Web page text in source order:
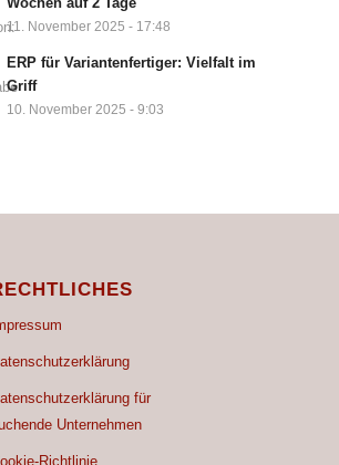
11. November 2025 - 17:48
ERP für Variantenfertiger: Vielfalt im
Griff
10. November 2025 - 9:03
für
Unternehmen
Richtlinie